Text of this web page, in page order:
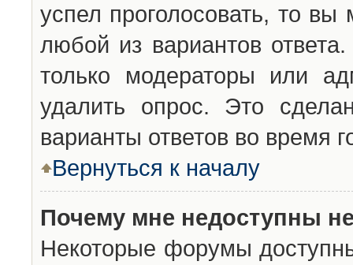
успел проголосовать, то вы
любой из вариантов
только модераторы или
удалить опрос. Это
варианты ответов во время
Вернуться к началу
Почему мне недоступны
Некоторые форумы